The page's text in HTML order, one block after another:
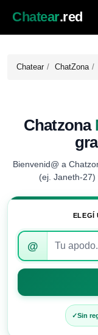
Chatear.red
Chatear ChatZona
Chatzona
Bienvenid@ a
(ej. Janeth-27)
ELEGÍ
Introduce
apodo
para
entrar
@
Sin